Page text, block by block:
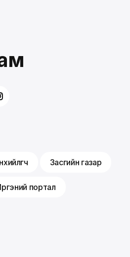
Засгийн газар
портал